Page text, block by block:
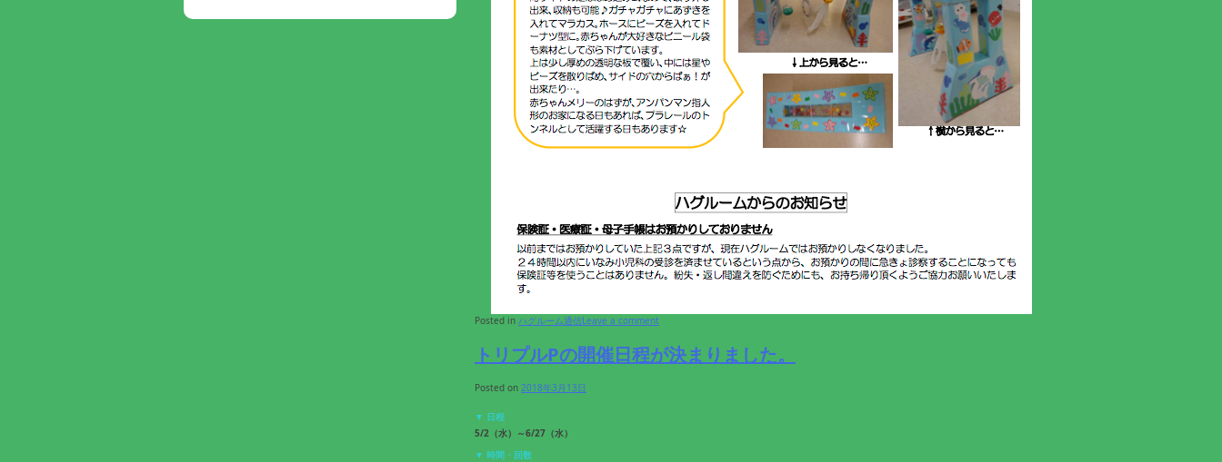
Posted in ハグルーム通信Leave a comment
トリプルPの開催日程が決まりました。
Posted on 2018年3月13日
▼ 日程
5/2（水）～6/27（水）
▼ 時間・回数